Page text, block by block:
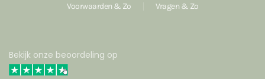
Voorwaarden & Zo
Vragen & Zo
Bekijk onze beoordeling op